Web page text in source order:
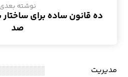
نوشته بعدی
ده قانون ساده برای ساختار
صد
مدیریت